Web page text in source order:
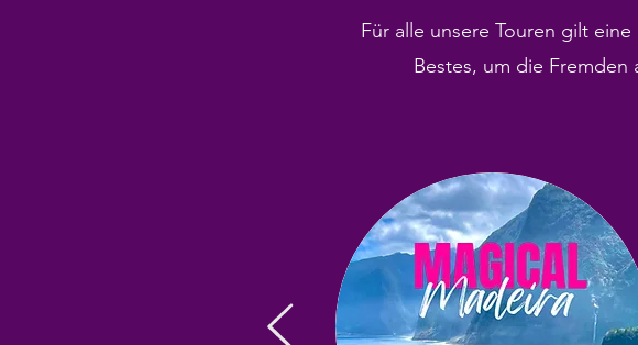
Für alle unsere Touren gilt
Bestes, um die Fremden